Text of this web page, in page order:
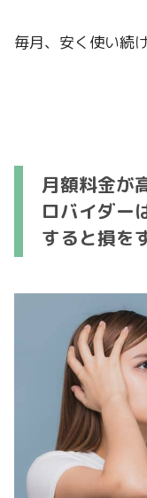
毎月、安く使い続
月額料金が
ロバイダー
すると損を